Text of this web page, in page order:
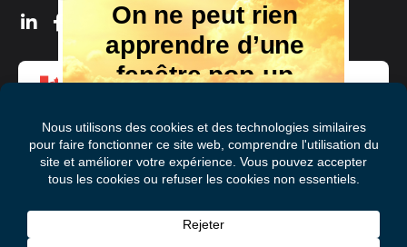
On ne peut rien
apprendre d’une
fenêtre pop-up
et de ceux qui ont vécu l'expérience.
Recevez chaque mois des conseils et
des idées dans votre boîte aux lettres
électronique gratuitement!
S'abonner à Le Vecteur
(Nécessaire)